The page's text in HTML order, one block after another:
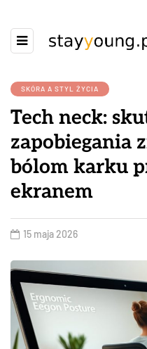
SKÓRA A STYL ŻYCIA
Tech neck:
zapobiegania
bólom karku
ekranem
15 maja 2026